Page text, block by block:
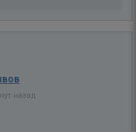
назад